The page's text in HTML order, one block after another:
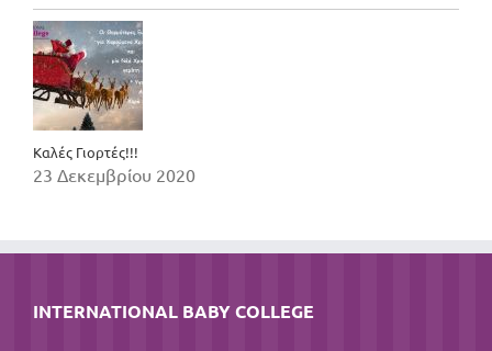
Καλές Γιορτές!!!
23 Δεκεμβρίου 2020
INTERNATIONAL BABY COLLEGE